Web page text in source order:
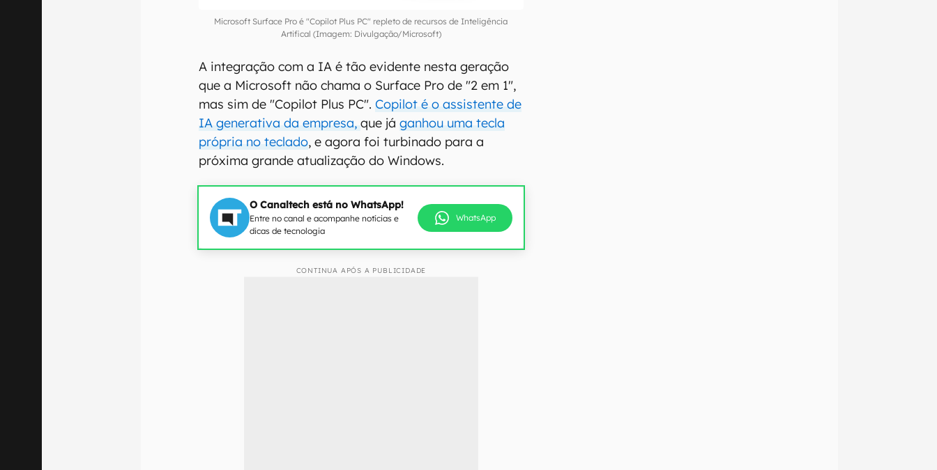
Microsoft Surface Pro é "Copilot Plus PC" repleto de recursos de Inteligência
Artifical (Imagem: Divulgação/Microsoft)
A integração com a IA é tão evidente nesta geração
que a Microsoft não chama o Surface Pro de "2 em 1",
mas sim de "Copilot Plus PC".Copilot é o assistente de
IA generativa da empresa,que jáganhou uma tecla
própria no teclado, e agora foi turbinado para a
próxima grande atualização do Windows.
O Canaltech está no WhatsApp!
Entre no canal e acompanhe notícias e
dicas de tecnologia
WhatsApp
CONTINUA APÓS A PUBLICIDADE